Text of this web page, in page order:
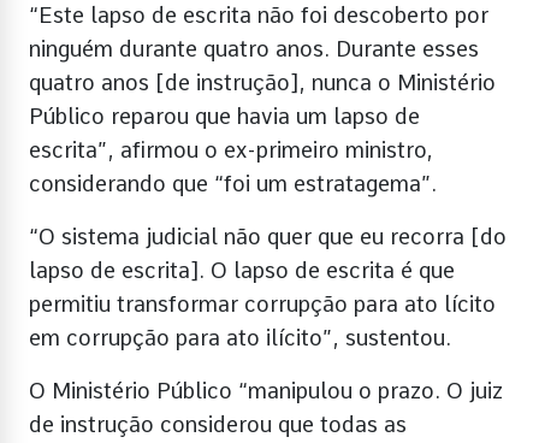
“Este lapso de escrita não foi descoberto por
ninguém durante quatro anos. Durante esses
quatro anos [de instrução], nunca o Ministério
Público reparou que havia um lapso de
escrita”, afirmou o ex-primeiro ministro,
considerando que “foi um estratagema”.
“O sistema judicial não quer que eu recorra [do
lapso de escrita]. O lapso de escrita é que
permitiu transformar corrupção para ato lícito
em corrupção para ato ilícito”, sustentou.
O Ministério Público “manipulou o prazo. O juiz
de instrução considerou que todas as